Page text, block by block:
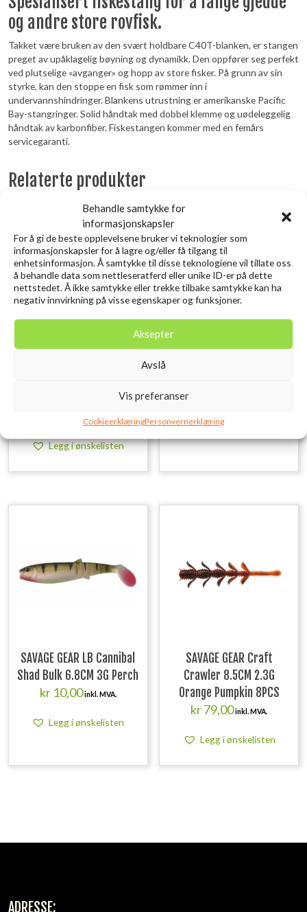
Behandle samtykke for
informasjonskapsler
For å gi de beste opplevelsene bruker vi teknologier som
informasjonskapsler for å lagre og/eller få tilgang til
enhetsinformasjon. Å samtykke til disse teknologiene vil tillate oss
å behandle data som nettleseratferd eller unike ID-er på dette
nettstedet. Å ikke samtykke eller trekke tilbake samtykke kan ha
negativ innvirkning på visse egenskaper og funksjoner.
Aksepter
Avslå
Vis preferanser
CookieerklæringPersonvernerklæring
og andre store rovfisk.
Takket være bruken av den svært holdbare C40T-blanken, er stangen
preget av upåklagelig bøyning og dynamikk. Den oppfører seg perfekt
ved plutselige «avganger» og hopp av store fisker. På grunn av sin
styrke, kan den stoppe en fisk som rømmer inn i
undervannshindringer. Blankens utrustning er amerikanske Pacific
Bay-stangringer. Solid håndtak med dobbel klemme og uødeleggelig
håndtak av karbonfiber. Fiskestangen kommer med en femårs
servicegaranti.
Relaterte produkter
Utsolgt
119,00inkl. MVA.
Legg i ønskelisten
Legg i ønskelisten
SAVAGE GEAR LB Cannibal
Shad Bulk 6.8CM 3G Perch
kr10,00inkl. MVA.
Legg i ønskelisten
SAVAGE GEAR Craft
Crawler 8.5CM 2.3G
Orange Pumpkin 8PCS
kr79,00inkl. MVA.
Legg i ønskelisten
ADRESSE: